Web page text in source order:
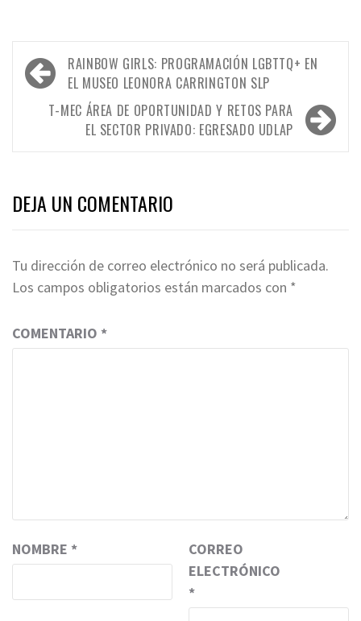
Navegación
de
entradas
RAINBOW GIRLS: PROGRAMACIÓN LGBTTQ+ EN
EL MUSEO LEONORA CARRINGTON SLP
T-MEC ÁREA DE OPORTUNIDAD Y RETOS PARA
EL SECTOR PRIVADO: EGRESADO UDLAP
DEJA UN COMENTARIO
Tu dirección de correo electrónico no será publicada.
Los campos obligatorios están marcados con *
COMENTARIO *
NOMBRE *
CORREO
ELECTRÓNICO
*